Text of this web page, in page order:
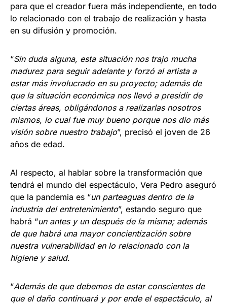
para que el creador fuera más independiente, en todo
lo relacionado con el trabajo de realización y hasta
en su difusión y promoción.
“Sin duda alguna, esta situación nos trajo mucha
madurez para seguir adelante y forzó al artista a
estar más involucrado en su proyecto; además de
que la situación económica nos llevó a presidir de
ciertas áreas, obligándonos a realizarlas nosotros
mismos, lo cual fue muy bueno porque nos dio más
visión sobre nuestro trabajo”, precisó el joven de 26
años de edad.
Al respecto, al hablar sobre la transformación que
tendrá el mundo del espectáculo, Vera Pedro aseguró
que la pandemia es “un parteaguas dentro de la
industria del entretenimiento”, estando seguro que
habrá “un antes y un después de la misma; además
de que habrá una mayor concientización sobre
nuestra vulnerabilidad en lo relacionado con la
higiene y salud.
“Además de que debemos de estar conscientes de
que el daño continuará y por ende el espectáculo, al